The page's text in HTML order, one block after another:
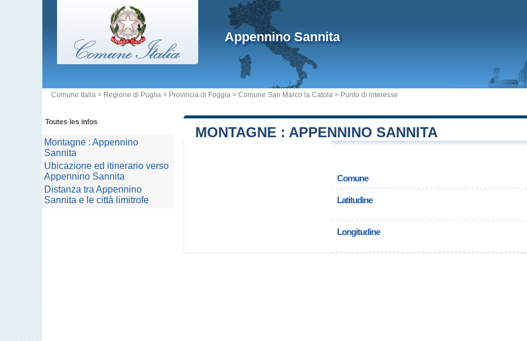
Appennino Sannita
Comune Italia > Regione di Puglia > Provincia di Foggia > Comune San Marco la Catola > Punto di interesse
MONTAGNE : APPENNINO SANNITA
Comune
Latitudine
Longitudine
Toutes les infos
Montagne : Appennino
Sannita
Ubicazione ed itinerario verso
Appennino Sannita
Distanza tra Appennino
Sannita e le città limitrofe